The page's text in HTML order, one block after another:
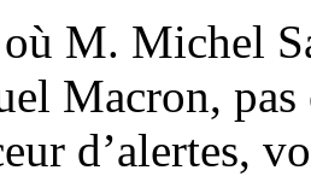
M. Michel
Macron,
d’alertes,